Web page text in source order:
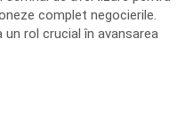
complet negocierile.
un rol crucial în avansarea